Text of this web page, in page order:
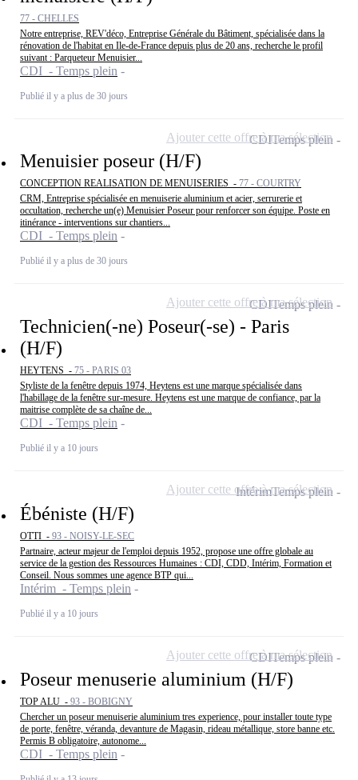
77 - CHELLES
Notre entreprise, REV'déco, Entreprise Générale du Bâtiment, spécialisée dans la
rénovation de l'habitat en Ile-de-France depuis plus de 20 ans, recherche le profil
suivant : Parqueteur Menuisier...
CDI - Temps plein
Publié il y a plus de 30 jours
Menuisier poseur (H/F)
CONCEPTION REALISATION DE MENUISERIES - 77 - COURTRY
CRM, Entreprise spécialisée en menuiserie aluminium et acier, serrurerie et
occultation, recherche un(e) Menuisier Poseur pour renforcer son équipe. Poste en
itinérance - interventions sur chantiers...
CDI - Temps plein
Publié il y a plus de 30 jours
CDITemps plein
Ajouter cette offre à ma sélection
Technicien(-ne) Poseur(-se) - Paris
(H/F)
HEYTENS - 75 - PARIS 03
Styliste de la fenêtre depuis 1974, Heytens est une marque spécialisée dans
l'habillage de la fenêtre sur-mesure. Heytens est une marque de confiance, par la
maitrise complète de sa chaîne de...
CDI - Temps plein
Publié il y a 10 jours
CDITemps plein
Ajouter cette offre à ma sélection
Ébéniste (H/F)
OTTI - 93 - NOISY-LE-SEC
Partnaire, acteur majeur de l'emploi depuis 1952, propose une offre globale au
service de la gestion des Ressources Humaines : CDI, CDD, Intérim, Formation et
Conseil. Nous sommes une agence BTP qui...
Intérim - Temps plein
Publié il y a 10 jours
IntérimTemps plein
Ajouter cette offre à ma sélection
Poseur menuserie aluminium (H/F)
TOP ALU - 93 - BOBIGNY
Chercher un poseur menuiserie aluminium tres experience, pour installer toute type
de porte, fenêtre, véranda, devanture de Magasin, rideau métallique, store banne etc.
Permis B obligatoire, autonome...
CDI - Temps plein
CDITemps plein
Ajouter cette offre à ma sélection